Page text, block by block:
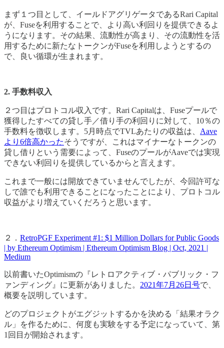
まず１つ目として、イールドアグリゲータであるRari Capital
が、Fuseを利用することで、より高い利回りを提供できるよ
うになります。その結果、流動性が高まり、その流動性を活
用するために新たなトークンがFuseを利用しようとするの
で、良い循環が生まれます。
2. 手数料収入
２つ目はプロトコル収入です。Rari Capitalは、Fuseプールで
獲得したすべての貸し手／借り手の利回りに対して、10％の
手数料を徴収します。5月時点でTVLあたりの収益は、 Aave
より6倍高かったそうですが、これはマイナーなトークンの
貸し借りという需要によって、FuseのプールがAaveでは実現
できない利回りを提供しているからと言えます。
これまで一般には開放できていませんでしたが、今回許可な
しで誰でも利用できることになったことにより、プロトコル
収益がより増えていくだろうと思います。
２． RetroPGF Experiment #1: $1 Million Dollars for Public Goods
| by Ethereum Optimism | Ethereum Optimism Blog | Oct, 2021 |
Medium
以前書いたOptimismの『レトロアクティブ・パブリック・フ
ァンディング』に更新がありました。 2021年7月26日号で、
概要を説明しています。
どのプロジェクトがエグジットするかを決める「結果オラク
ル」を作るために、何度も実験をする予定になっていて、第
1回目が開始されます。